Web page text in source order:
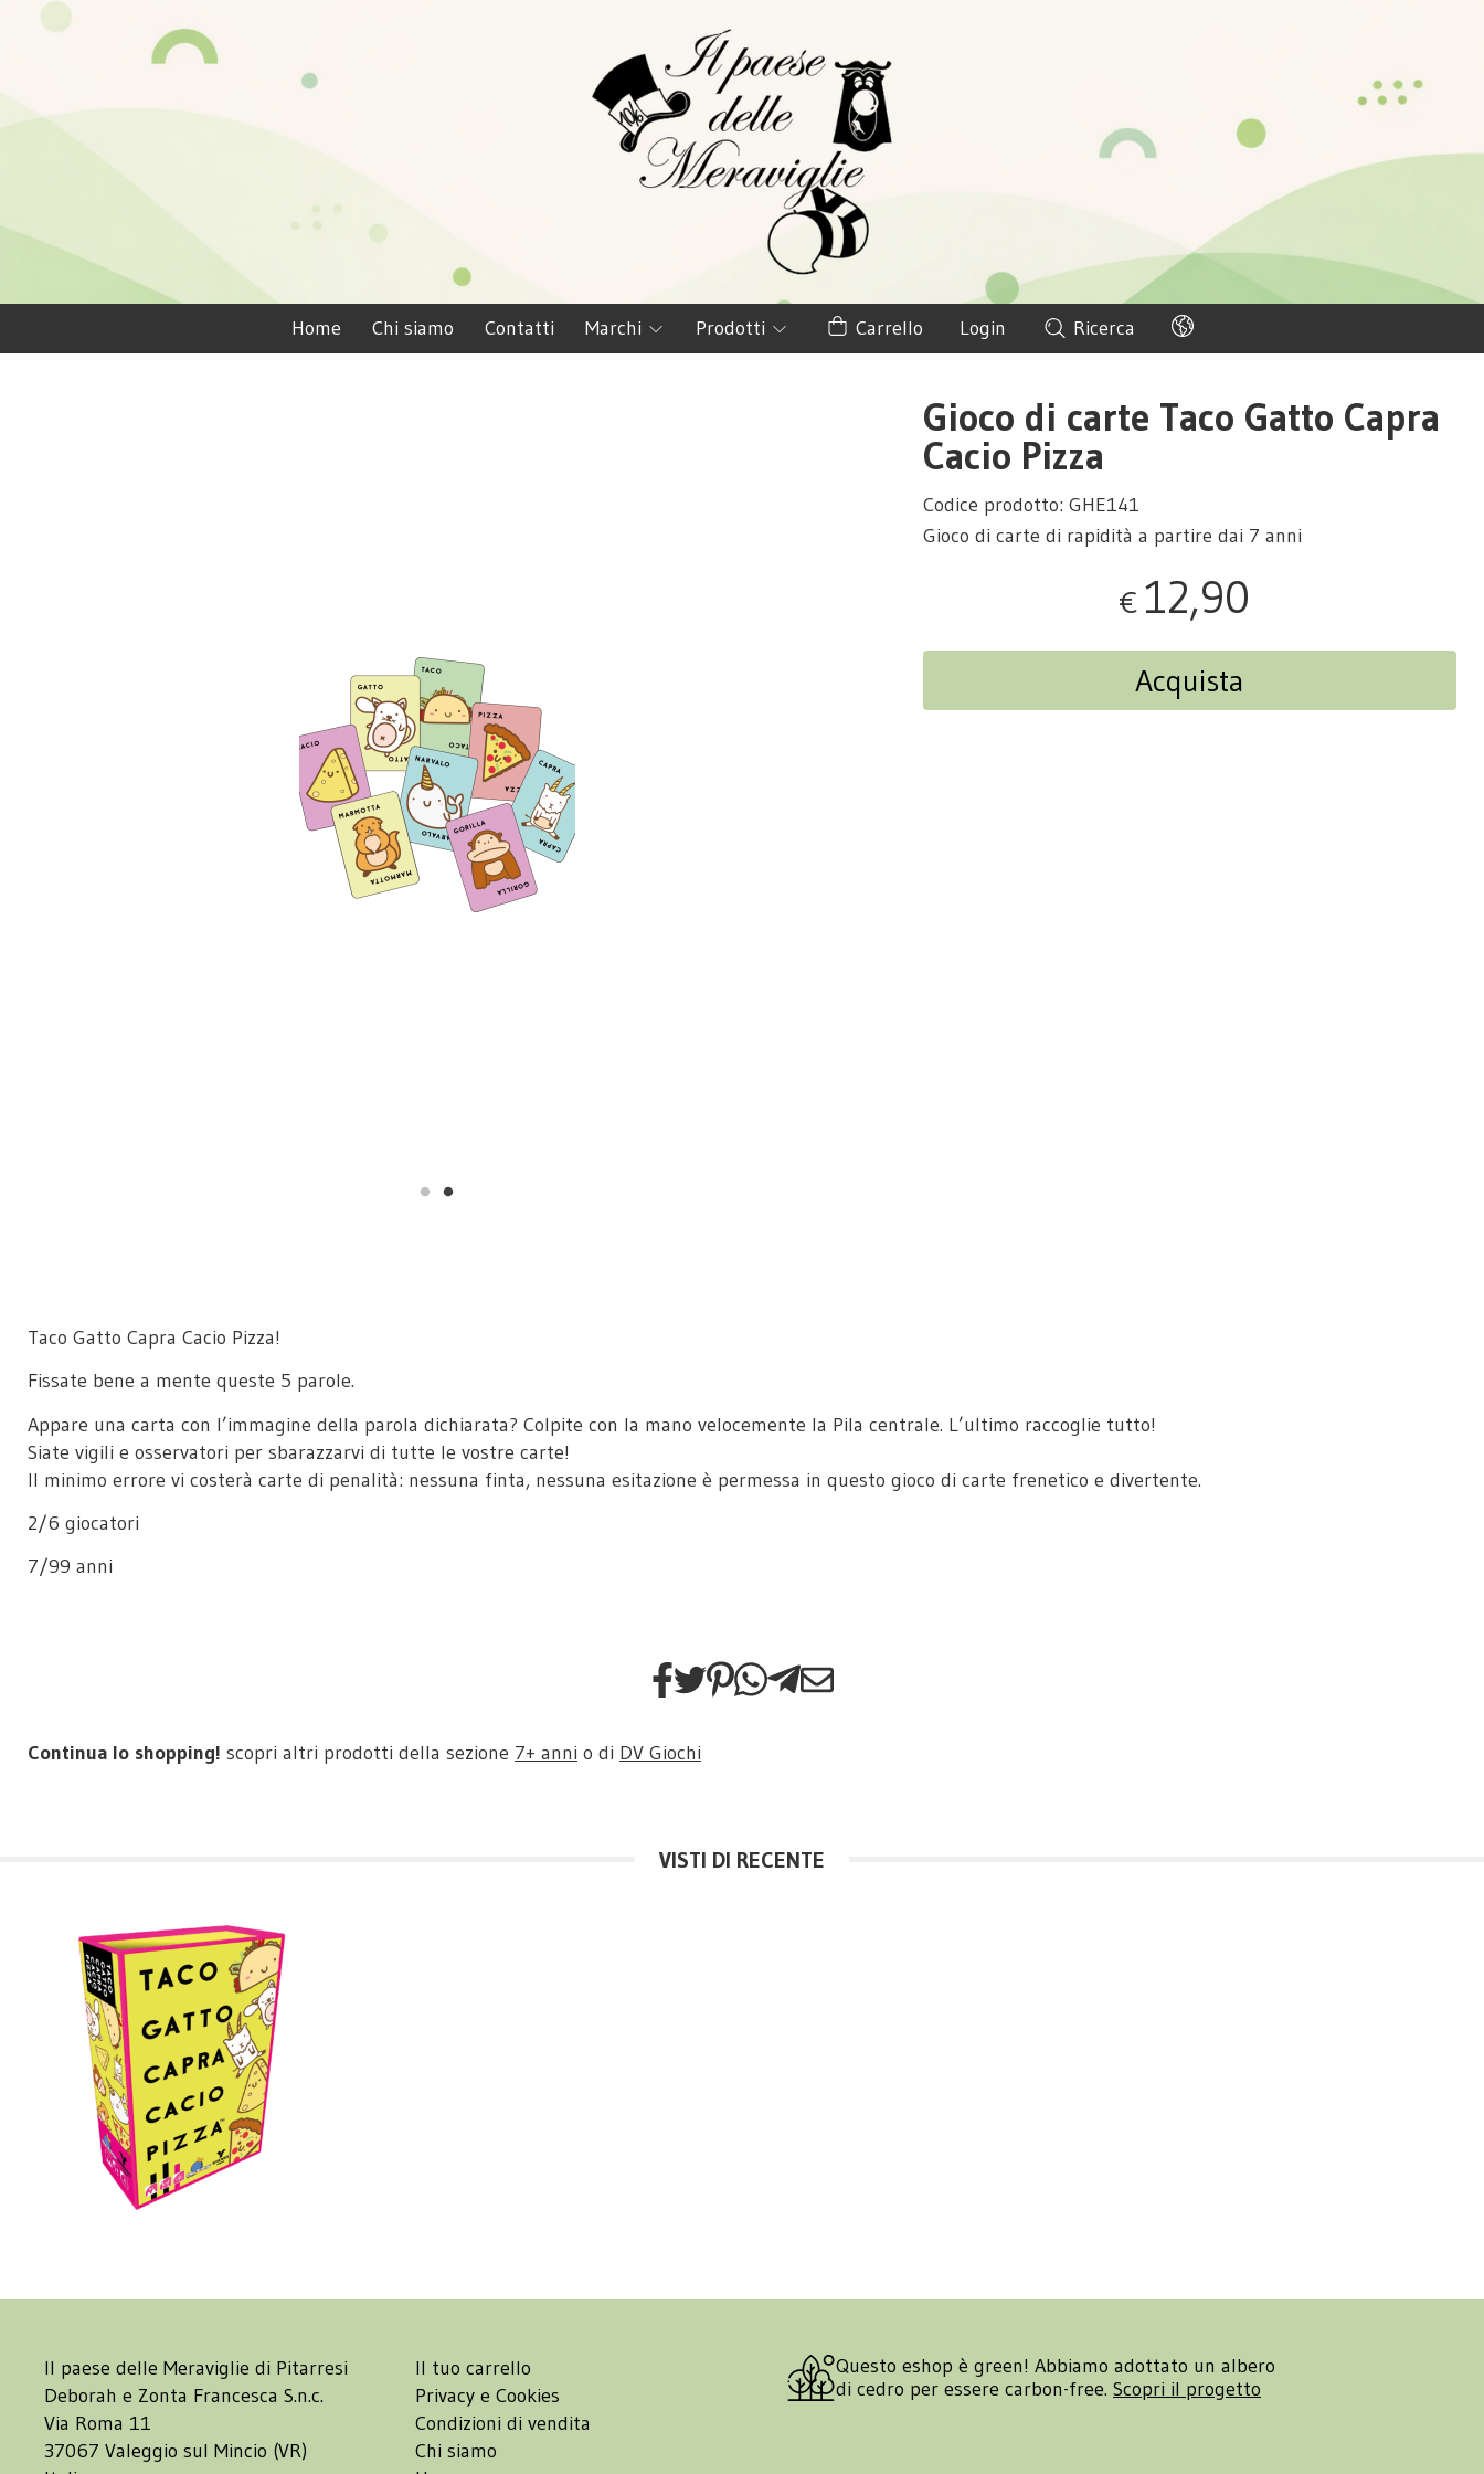
Home Chi siamo Contatti Marchi Prodotti Carrello Login Ricerca
Gioco di carte Taco Gatto Capra
Cacio Pizza
Codice prodotto: GHE141
Gioco di carte di rapidità a partire dai 7 anni
€ 12,90
Acquista
Taco Gatto Capra Cacio Pizza!
Fissate bene a mente queste 5 parole.
Appare una carta con l’immagine della parola dichiarata? Colpite con la mano velocemente la Pila centrale. L’ultimo raccoglie tutto!
Siate vigili e osservatori per sbarazzarvi di tutte le vostre carte!
Il minimo errore vi costerà carte di penalità: nessuna finta, nessuna esitazione è permessa in questo gioco di carte frenetico e divertente.
2/6 giocatori
7/99 anni
Continua lo shopping! scopri altri prodotti della sezione 7+ anni o di DV Giochi
VISTI DI RECENTE
Il paese delle Meraviglie di Pitarresi
Deborah e Zonta Francesca S.n.c.
Via Roma 11
37067 Valeggio sul Mincio (VR)
Il tuo carrello
Privacy e Cookies
Condizioni di vendita
Chi siamo
Questo eshop è green! Abbiamo adottato un albero
di cedro per essere carbon-free. Scopri il progetto